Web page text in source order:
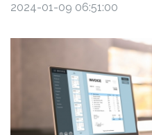
2024-01-09 06:51:00